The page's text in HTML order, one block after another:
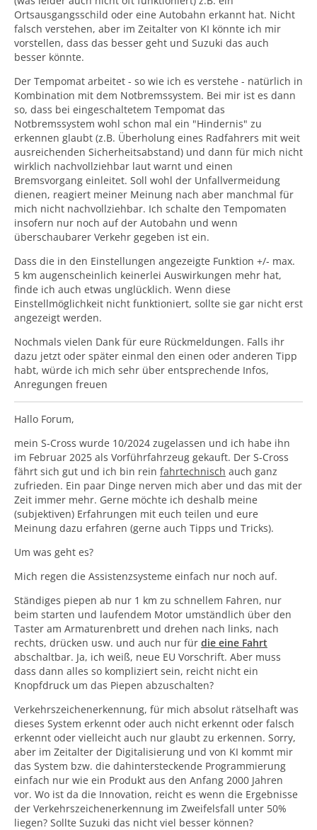
Ortsausgangsschild oder eine Autobahn erkannt hat. Nicht
falsch verstehen, aber im Zeitalter von KI könnte ich mir
vorstellen, dass das besser geht und Suzuki das auch
besser könnte.
Der Tempomat arbeitet - so wie ich es verstehe - natürlich in
Kombination mit dem Notbremssystem. Bei mir ist es dann
so, dass bei eingeschaltetem Tempomat das
Notbremssystem wohl schon mal ein "Hindernis" zu
erkennen glaubt (z.B. Überholung eines Radfahrers mit weit
ausreichenden Sicherheitsabstand) und dann für mich nicht
wirklich nachvollziehbar laut warnt und einen
Bremsvorgang einleitet. Soll wohl der Unfallvermeidung
dienen, reagiert meiner Meinung nach aber manchmal für
mich nicht nachvollziehbar. Ich schalte den Tempomaten
insofern nur noch auf der Autobahn und wenn
überschaubarer Verkehr gegeben ist ein.
Dass die in den Einstellungen angezeigte Funktion +/- max.
5 km augenscheinlich keinerlei Auswirkungen mehr hat,
finde ich auch etwas unglücklich. Wenn diese
Einstellmöglichkeit nicht funktioniert, sollte sie gar nicht erst
angezeigt werden.
Nochmals vielen Dank für eure Rückmeldungen. Falls ihr
dazu jetzt oder später einmal den einen oder anderen Tipp
habt, würde ich mich sehr über entsprechende Infos,
Anregungen freuen
Hallo Forum,
mein S-Cross wurde 10/2024 zugelassen und ich habe ihn
im Februar 2025 als Vorführfahrzeug gekauft. Der S-Cross
fährt sich gut und ich bin rein fahrtechnisch auch ganz
zufrieden. Ein paar Dinge nerven mich aber und das mit der
Zeit immer mehr. Gerne möchte ich deshalb meine
(subjektiven) Erfahrungen mit euch teilen und eure
Meinung dazu erfahren (gerne auch Tipps und Tricks).
Um was geht es?
Mich regen die Assistenzsysteme einfach nur noch auf.
Ständiges piepen ab nur 1 km zu schnellem Fahren, nur
beim starten und laufendem Motor umständlich über den
Taster am Armaturenbrett und drehen nach links, nach
rechts, drücken usw. und auch nur für die eine Fahrt
abschaltbar. Ja, ich weiß, neue EU Vorschrift. Aber muss
dass dann alles so kompliziert sein, reicht nicht ein
Knopfdruck um das Piepen abzuschalten?
Verkehrszeichenerkennung, für mich absolut rätselhaft was
dieses System erkennt oder auch nicht erkennt oder falsch
erkennt oder vielleicht auch nur glaubt zu erkennen. Sorry,
aber im Zeitalter der Digitalisierung und von KI kommt mir
das System bzw. die dahintersteckende Programmierung
einfach nur wie ein Produkt aus den Anfang 2000 Jahren
vor. Wo ist da die Innovation, reicht es wenn die Ergebnisse
der Verkehrszeichenerkennung im Zweifelsfall unter 50%
liegen? Sollte Suzuki das nicht viel besser können?